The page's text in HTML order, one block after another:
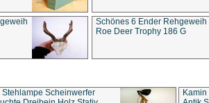
Schönes 6 Ender Rehgeweih
Roe Deer Trophy 186 G
Stehlampe Scheinwerfer